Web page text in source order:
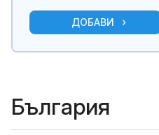
ДОБАВИ
България